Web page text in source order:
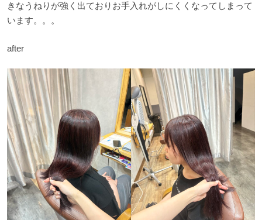
きなうねりが強く出ておりお手入れがしにくくなってしまって
います。。。
after